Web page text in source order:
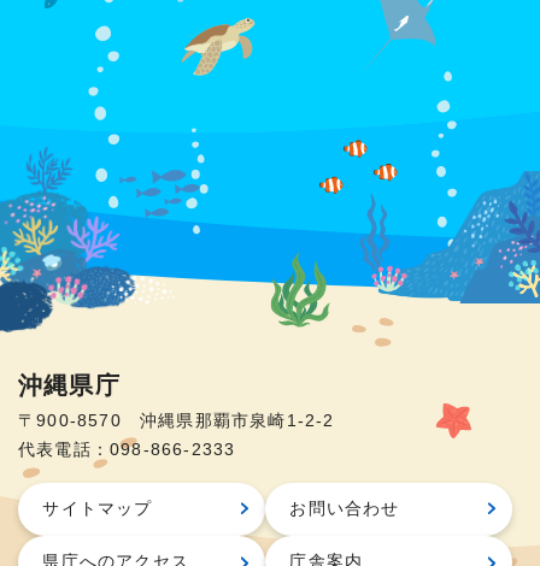
沖縄県庁
〒900-8570 沖縄県那覇市泉崎1-2-2
代表電話：098-866-2333
サイトマップ お問い合わせ
県庁へのアクセス 庁舎案内